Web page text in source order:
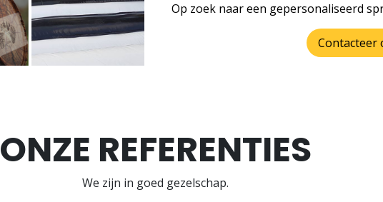
Op zoek naar een gepersonaliseerd
Contacteer
ONZE REFERENTIES
We zijn in goed gezelschap.